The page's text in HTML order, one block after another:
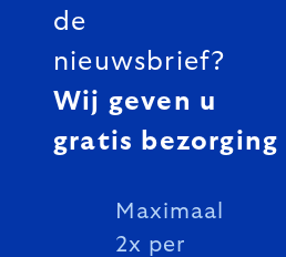
de
nieuwsbrief?
Wij geven u
gratis bezorging
Maximaal
2x per